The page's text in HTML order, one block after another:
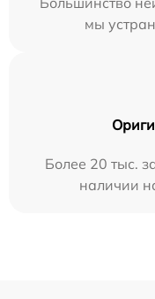
мы
Более 20 тыс.
наличии